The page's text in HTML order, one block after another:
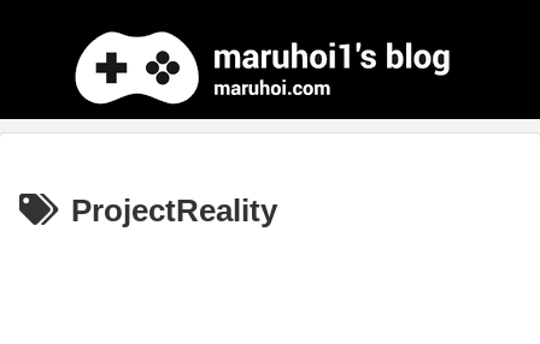
ProjectReality